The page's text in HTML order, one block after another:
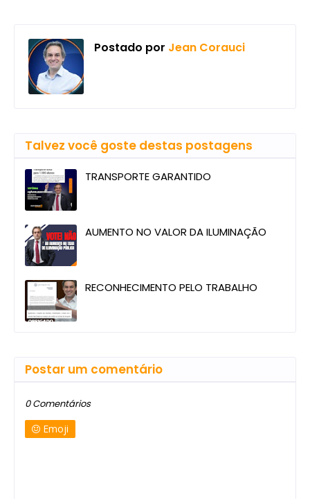
Postado por Jean Corauci
Talvez você goste destas postagens
TRANSPORTE GARANTIDO
AUMENTO NO VALOR DA ILUMINAÇÃO
RECONHECIMENTO PELO TRABALHO
Postar um comentário
0 Comentários
Emoji